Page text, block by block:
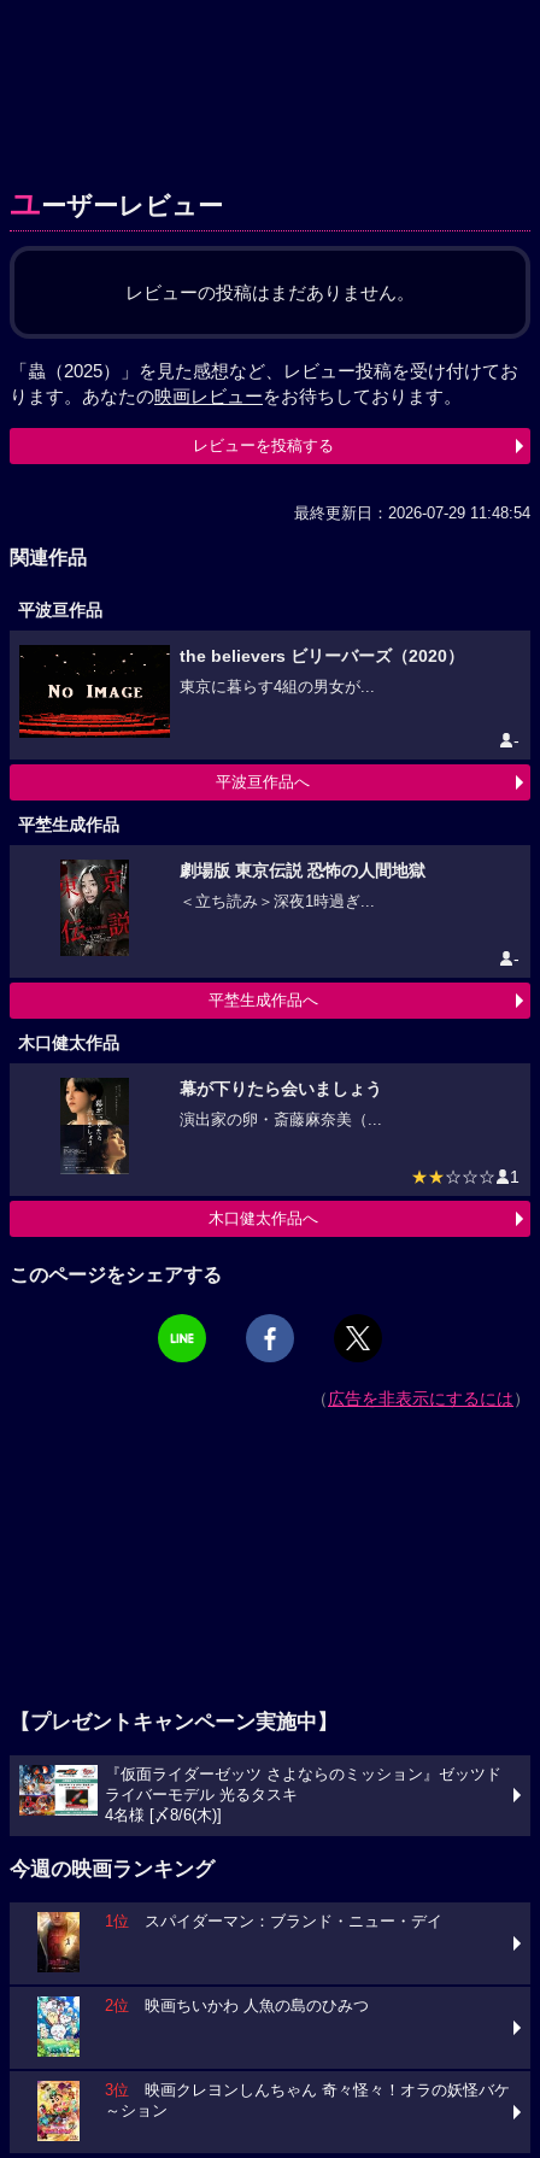
ユーザーレビュー
レビューの投稿はまだありません。
「蟲（2025）」を見た感想など、レビュー投稿を受け付けてお
ります。あなたの映画レビューをお待ちしております。
レビューを投稿する
最終更新日：2026-07-29 11:48:54
関連作品
平波亘作品
the believers ビリーバーズ（2020）
東京に暮らす4組の男女が...
-
平波亘作品へ
平埜生成作品
劇場版 東京伝説 恐怖の人間地獄
＜立ち読み＞深夜1時過ぎ...
-
平埜生成作品へ
木口健太作品
幕が下りたら会いましょう
演出家の卵・斎藤麻奈美（...
★★☆☆☆ 1
木口健太作品へ
このページをシェアする
（広告を非表示にするには）
【プレゼントキャンペーン実施中】
『仮面ライダーゼッツ さよならのミッション』ゼッツド
ライバーモデル 光るタスキ
4名様 [〆8/6(木)]
今週の映画ランキング
1位 スパイダーマン：ブランド・ニュー・デイ
2位 映画ちいかわ 人魚の島のひみつ
3位 映画クレヨンしんちゃん 奇々怪々！オラの妖怪バケ
～ション